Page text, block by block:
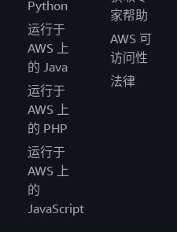
Python
运行于
AWS 上
的 Java
运行于
AWS 上
的 PHP
运行于
AWS 上
的
JavaScript
家帮助
AWS 可
访问性
法律